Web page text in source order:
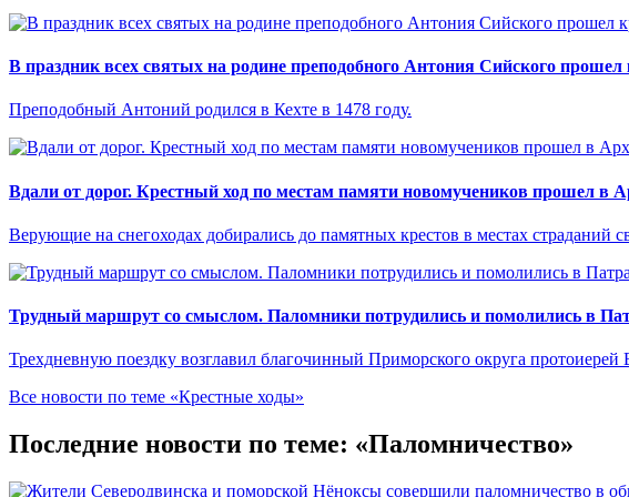
В праздник всех святых на родине преподобного Антония Сийского прошел
Преподобный Антоний родился в Кехте в 1478 году.
Вдали от дорог. Крестный ход по местам памяти новомучеников прошел в
Верующие на снегоходах добирались до памятных крестов в местах страданий
Трудный маршрут со смыслом. Паломники потрудились и помолились в
Трехдневную поездку возглавил благочинный Приморского округа
Все новости по теме «Крестные ходы»
Последние новости по теме: «Паломничество»